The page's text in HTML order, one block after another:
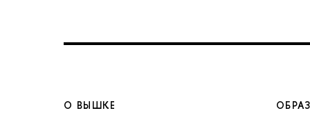
О ВЫШКЕ